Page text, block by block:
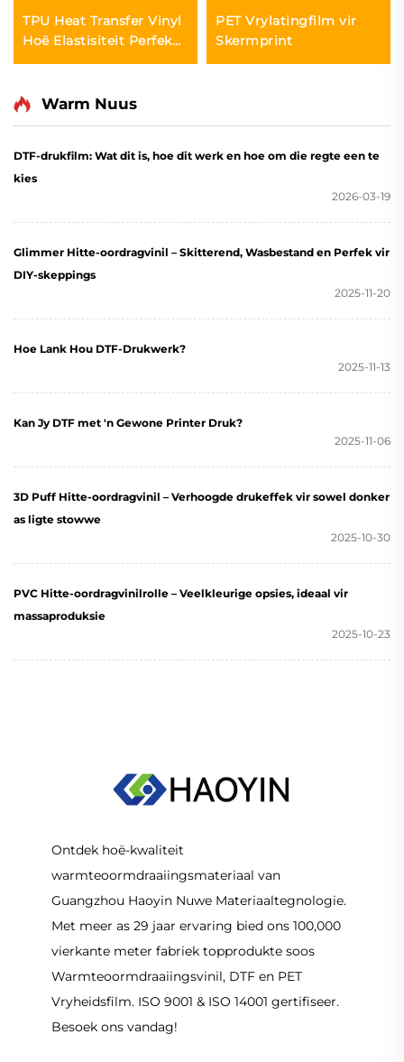
TPU Heat Transfer Vinyl
Hoë Elastisiteit Perfek
vir Sportkleding
PET Vrylatingfilm vir
Skermprint
Warm Nuus
DTF-drukfilm: Wat dit is, hoe dit werk en hoe om die regte een te
kies
2026-03-19
Glimmer Hitte-oordragvinil – Skitterend, Wasbestand en Perfek vir
DIY-skeppings
2025-11-20
Hoe Lank Hou DTF-Drukwerk?
2025-11-13
Kan Jy DTF met 'n Gewone Printer Druk?
2025-11-06
3D Puff Hitte-oordragvinil – Verhoogde drukeffek vir sowel donker
as ligte stowwe
2025-10-30
PVC Hitte-oordragvinilrolle – Veelkleurige opsies, ideaal vir
massaproduksie
2025-10-23
Ontdek hoë-kwaliteit
warmteoormdraaiingsmateriaal van
Guangzhou Haoyin Nuwe Materiaaltegnologie.
Met meer as 29 jaar ervaring bied ons 100,000
vierkante meter fabriek topprodukte soos
Warmteoormdraaiingsvinil, DTF en PET
Vryheidsfilm. ISO 9001 & ISO 14001 gertifiseer.
Besoek ons vandag!